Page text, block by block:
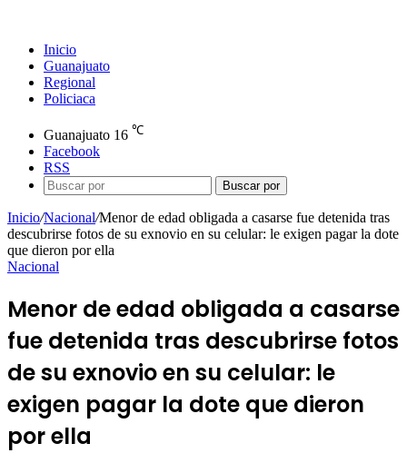
Inicio
Guanajuato
Regional
Policiaca
Guanajuato 16 ℃
Facebook
RSS
Buscar por
Inicio/Nacional/Menor de edad obligada a casarse fue detenida tras
descubrirse fotos de su exnovio en su celular: le exigen pagar la dote
que dieron por ella
Nacional
Menor de edad obligada a casarse
fue detenida tras descubrirse fotos
de su exnovio en su celular: le
exigen pagar la dote que dieron
por ella